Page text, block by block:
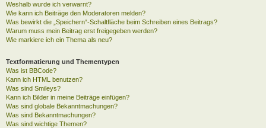
Weshalb wurde ich verwarnt?
Wie kann ich Beiträge den Moderatoren melden?
Was bewirkt die „Speichern“-Schaltfläche beim Schreiben eines Beitrags?
Warum muss mein Beitrag erst freigegeben werden?
Wie markiere ich ein Thema als neu?
Textformatierung und Thementypen
Was ist BBCode?
Kann ich HTML benutzen?
Was sind Smileys?
Kann ich Bilder in meine Beiträge einfügen?
Was sind globale Bekanntmachungen?
Was sind Bekanntmachungen?
Was sind wichtige Themen?